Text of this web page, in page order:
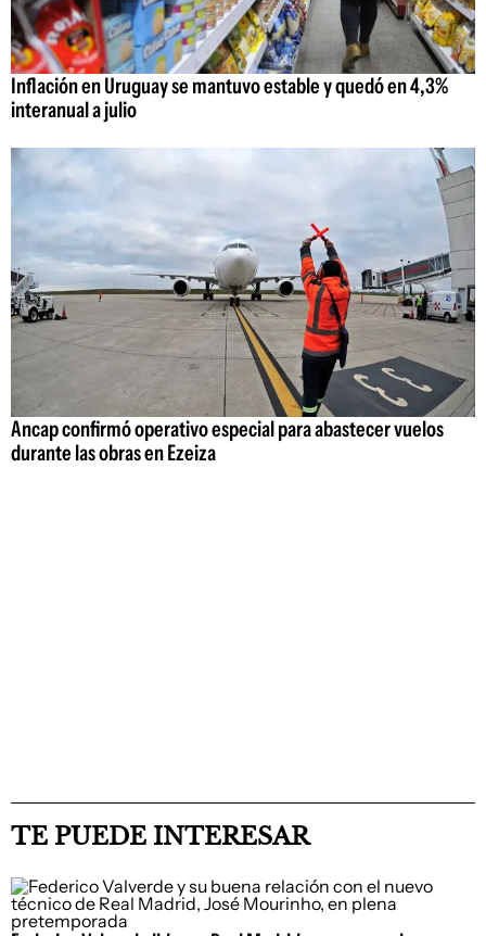
Inflación en Uruguay se mantuvo estable y quedó en 4,3%
interanual a julio
Ancap confirmó operativo especial para abastecer vuelos
durante las obras en Ezeiza
TE PUEDE INTERESAR